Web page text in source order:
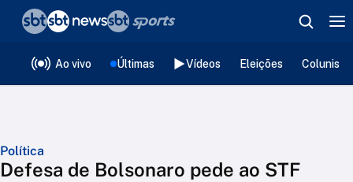
Ao vivo Últimas Vídeos Eleições
Política
Defesa de Bolsonaro pede ao STF
❮voltar
Editorias